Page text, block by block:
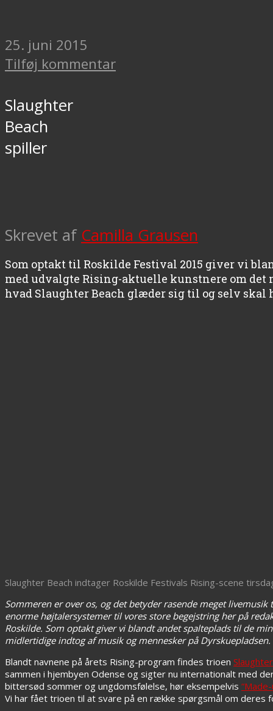
25. juni 2015
Tilføj kommentar
Slaughter
Beach
spiller
Skrevet af Camilla Grausen
Som optakt til Roskilde Festival 2015 giver vi
med udvalgte Rising-aktuelle kunstnere om det
hvad Slaughter Beach glæder sig til og selv skal
Slaughter Beach indtager Roskilde Festivals Rising-scene
Sommeren er over os, og det betyder rasende meget
enorme højtalersystemer til vores store begejstring her på
Roskilde. Som optakt giver vi blandt andet spalteplads til de
midlertidige indtog af musik og mennesker på Dyrskuepladsen.
Blandt navnene på årets Rising-program findes trioen
sammen i hjembyen Odense og sigter nu internationalt med
bittersød sommer og ungdomsfølelse, hør eksempelvis
Vi har fået trioen til at svare på en række spørgsmål om